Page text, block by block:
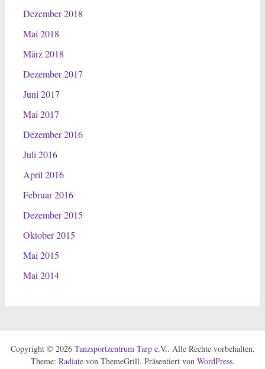
Dezember 2018
Mai 2018
März 2018
Dezember 2017
Juni 2017
Mai 2017
Dezember 2016
Juli 2016
April 2016
Februar 2016
Dezember 2015
Oktober 2015
Mai 2015
Mai 2014
Copyright © 2026 Tanzsportzentrum Tarp e.V.. Alle Rechte vorbehalten.
Theme: Radiatevon ThemeGrill. Präsentiert von WordPress.